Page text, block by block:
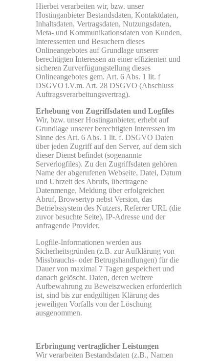
Hierbei verarbeiten wir, bzw. unser
Hostinganbieter Bestandsdaten, Kontaktdaten,
Inhaltsdaten, Vertragsdaten, Nutzungsdaten,
Meta- und Kommunikationsdaten von Kunden,
Interessenten und Besuchern dieses
Onlineangebotes auf Grundlage unserer
berechtigten Interessen an einer effizienten und
sicheren Zurverfügungstellung dieses
Onlineangebotes gem. Art. 6 Abs. 1 lit. f
DSGVO i.V.m. Art. 28 DSGVO (Abschluss
Auftragsverarbeitungsvertrag).
Erhebung von Zugriffsdaten und Logfiles
Wir, bzw. unser Hostinganbieter, erhebt auf
Grundlage unserer berechtigten Interessen im
Sinne des Art. 6 Abs. 1 lit. f. DSGVO Daten
über jeden Zugriff auf den Server, auf dem sich
dieser Dienst befindet (sogenannte
Serverlogfiles). Zu den Zugriffsdaten gehören
Name der abgerufenen Webseite, Datei, Datum
und Uhrzeit des Abrufs, übertragene
Datenmenge, Meldung über erfolgreichen
Abruf, Browsertyp nebst Version, das
Betriebssystem des Nutzers, Referrer URL (die
zuvor besuchte Seite), IP-Adresse und der
anfragende Provider.
Logfile-Informationen werden aus
Sicherheitsgründen (z.B. zur Aufklärung von
Missbrauchs- oder Betrugshandlungen) für die
Dauer von maximal 7 Tagen gespeichert und
danach gelöscht. Daten, deren weitere
Aufbewahrung zu Beweiszwecken erforderlich
ist, sind bis zur endgültigen Klärung des
jeweiligen Vorfalls von der Löschung
ausgenommen.
Erbringung vertraglicher Leistungen
Wir verarbeiten Bestandsdaten (z.B., Namen